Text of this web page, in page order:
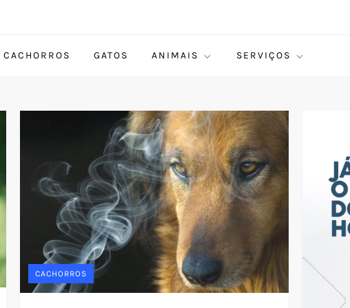
CACHORROS GATOS ANIMAIS SERVIÇOS
CACHORROS